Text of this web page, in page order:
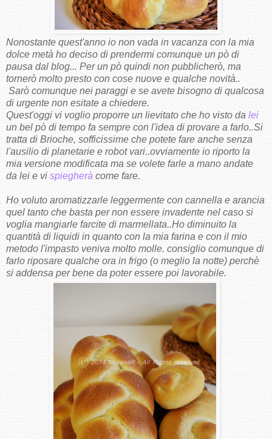
Nonostante quest'anno io non vada in vacanza con la mia
dolce metà ho deciso di prendermi comunque un pò di
pausa dal blog... Per un pò quindi non pubblicherò, ma
tornerò molto presto con cose nuove e qualche novità..
Sarò comunque nei paraggi e se avete bisogno di qualcosa
di urgente non esitate a chiedere.
Quest'oggi vi voglio proporre un lievitato che ho visto da lei
un bel pò di tempo fa sempre con l'idea di provare a farlo..Si
tratta di Brioche, sofficissime che potete fare anche senza
l'ausilio di planetarie e robot vari..ovviamente io riporto la
mia versione modificata ma se volete farle a mano andate
da lei e vi spiegherà come fare.
Ho voluto aromatizzarle leggermente con cannella e arancia
quel tanto che basta per non essere invadente nel caso si
voglia mangiarle farcite di marmellata..Ho diminuito la
quantità di liquidi in quanto con la mia farina e con il mio
metodo l'impasto veniva molto molle. consiglio comunque di
farlo riposare qualche ora in frigo (o meglio la notte) perchè
si addensa per bene da poter essere poi lavorabile.